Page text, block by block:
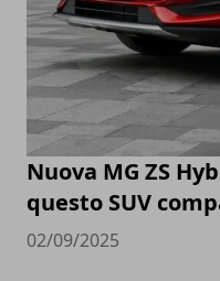
Nuova MG ZS
questo SUV
02/09/2025